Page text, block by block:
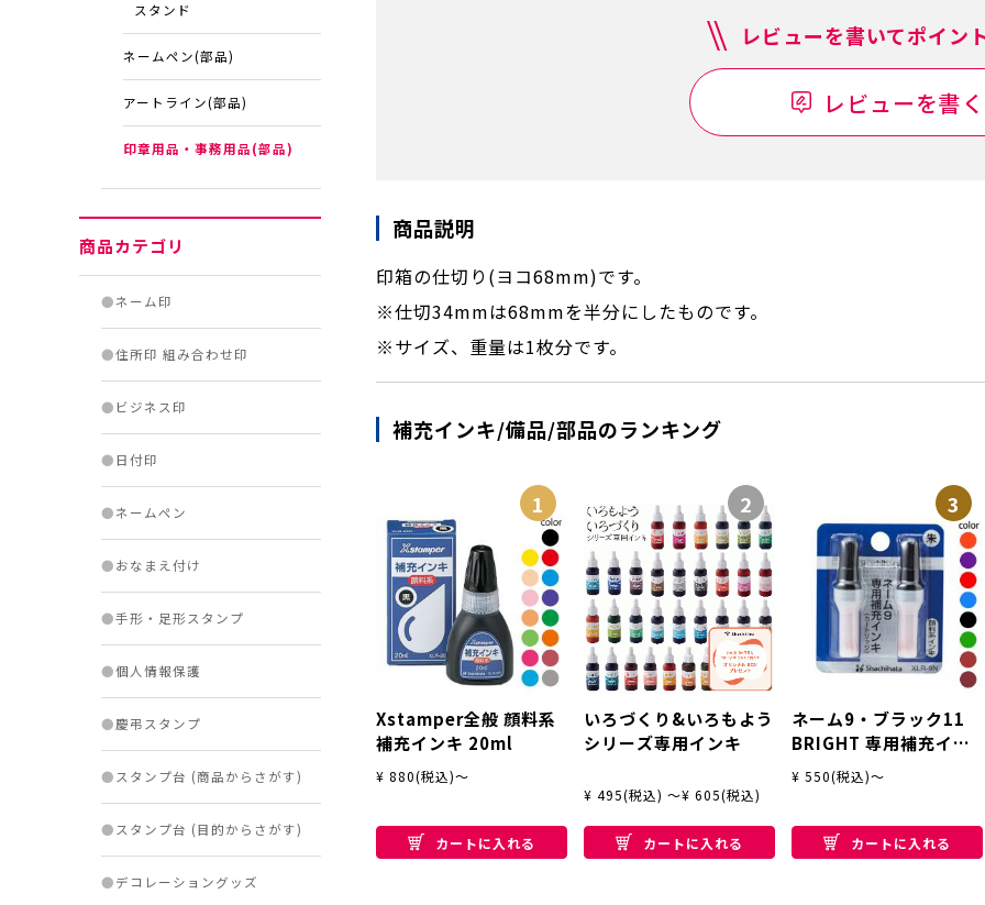
スタンド
ネームペン(部品)
アートライン(部品)
印章用品・事務用品(部品)
商品カテゴリ
●ネーム印
●住所印 組み合わせ印
●ビジネス印
●日付印
●ネームペン
●おなまえ付け
●手形・足形スタンプ
●個人情報保護
●慶弔スタンプ
● スタンプ台 (商品からさがす)
● スタンプ台 (目的からさがす)
●デコレーショングッズ
レビューを書いてポイン
レビューを書く
商品説明
印箱の仕切り(ヨコ68mm)です。
※仕切34mmは68mmを半分にしたものです。
※サイズ、重量は1枚分です。
補充インキ/備品/部品のランキング
1
Xstamper全般 顔料系
補充インキ 20ml
¥ 880(税込)～
カートに入れる
2
いろづくり&いろもよう
シリーズ専用インキ
¥ 495(税込) ～¥ 605(税込)
カートに入れる
3
ネーム9・ブラック11
BRIGHT 専用補充イン
キ
¥ 550(税込)～
カートに入れる